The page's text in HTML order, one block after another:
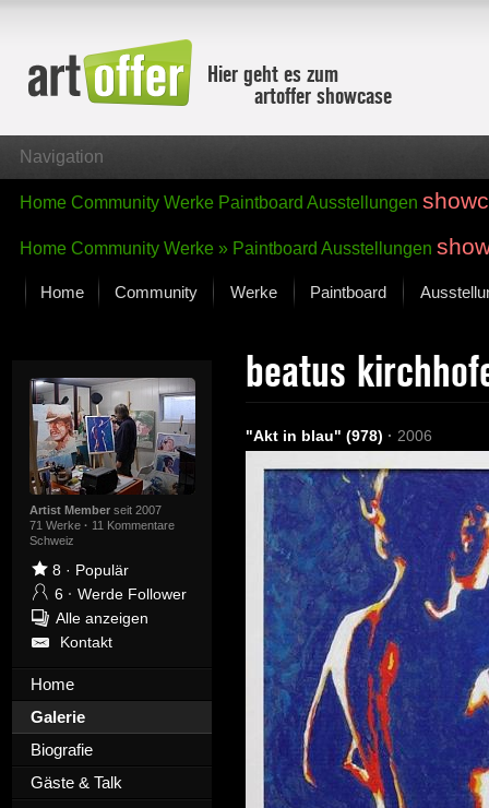
Hier geht es zum
artoffer showcase
Navigation
Home Community Werke Paintboard Ausstellungen
Home Community Werke » Paintboard Ausstellungen
Home Community Werke
Der letzte Monat im Fokus
Alle Fokus-Werke
Fokus-Werke
Neue Werke – Auswahl
Alle neuen Werke
Paintboard
Artist Memberseit 2007
71 Werke · 11 Kommentare
Schweiz
8· Populär
6 · Werde Follower
Alle anzeigen
Kontakt
Home
Galerie
Biografie
Gäste & Talk
beatus
"Akt in blau" (978) · 2006